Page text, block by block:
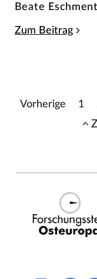
Beate
Zum Beitrag
Vorherige 1